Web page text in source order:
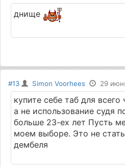
днище
#13 Simon Voorhees 29
купите себе таб для
а не использование судя
больше 23-ех лет Пусть
моем выборе. Это не
дембеля